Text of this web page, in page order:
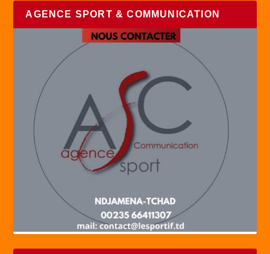
AGENCE SPORT & COMMUNICATION